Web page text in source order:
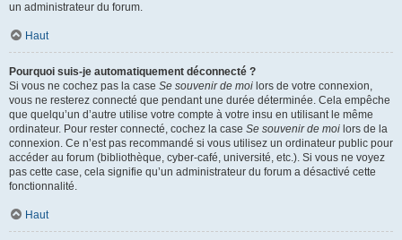
un administrateur du forum.
Haut
Pourquoi suis-je automatiquement déconnecté ?
Si vous ne cochez pas la case Se souvenir de moi lors de votre connexion,
vous ne resterez connecté que pendant une durée déterminée. Cela empêche
que quelqu’un d’autre utilise votre compte à votre insu en utilisant le même
ordinateur. Pour rester connecté, cochez la case Se souvenir de moi lors de la
connexion. Ce n’est pas recommandé si vous utilisez un ordinateur public pour
accéder au forum (bibliothèque, cyber-café, université, etc.). Si vous ne voyez
pas cette case, cela signifie qu’un administrateur du forum a désactivé cette
fonctionnalité.
Haut